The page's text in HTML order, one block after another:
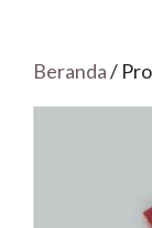
Beranda/